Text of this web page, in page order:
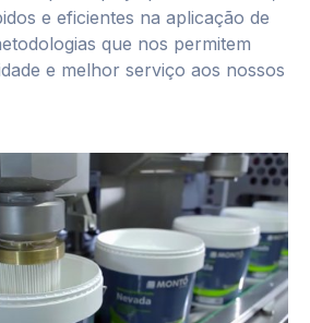
e eficientes na aplicação de
que nos permitem
e melhor serviço aos nossos